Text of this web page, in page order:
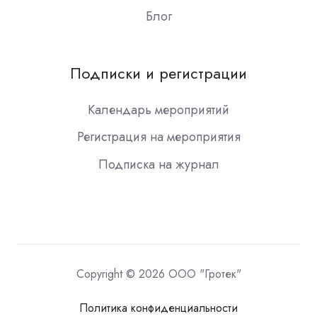
Блог
Подписки и регистрации
Календарь мероприятий
Регистрация на мероприятия
Подписка на журнал
Copyright © 2026 ООО "Гротек"
Политика конфиденциальности